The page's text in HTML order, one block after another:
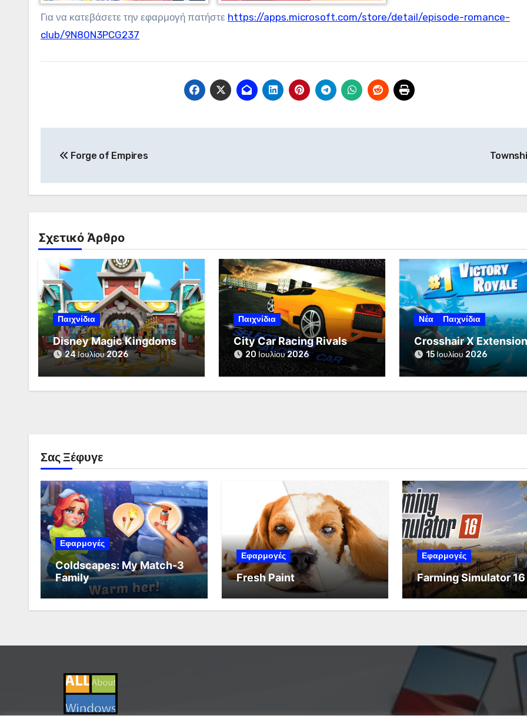
Για να κατεβάσετε την εφαρμογή πατήστε https://apps.microsoft.com/store/detail/episode-romance-
club/9N80N3PCG237
άρθρων
Forge of Empires
Σχετικό Άρθρο
Παιχνίδια
Disney Magic Kingdoms
24 Ιουλίου 2026
Παιχνίδια
City Car Racing Rivals
20 Ιουλίου 2026
Νέα Παιχνίδια
Crosshair X Extension
15 Ιουλίου 2026
Σας Ξέφυγε
Εφαρμογές
Coldscapes: My Match-3
Family
Εφαρμογές
Fresh Paint
Εφαρμογές
Farming Simulator 16